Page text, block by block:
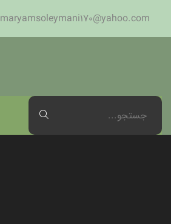
maryamsoleymani170@yahoo.com